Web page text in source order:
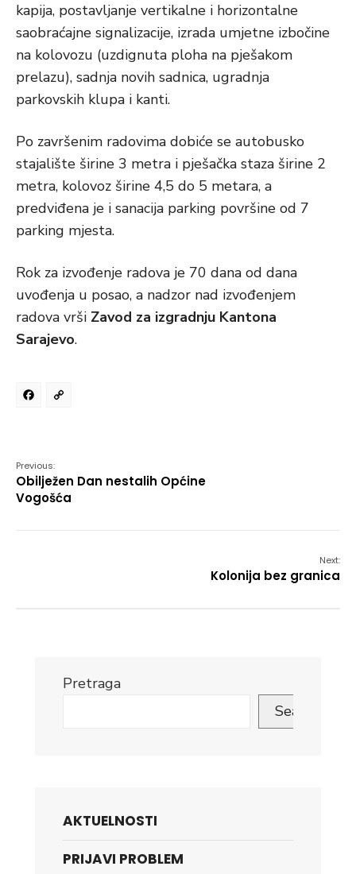
kapija, postavljanje vertikalne i horizontalne
saobraćajne signalizacije, izrada umjetne izbočine
na kolovozu (uzdignuta ploha na pješakom
prelazu), sadnja novih sadnica, ugradnja
parkovskih klupa i kanti.
Po završenim radovima dobiće se autobusko
stajalište širine 3 metra i pješačka staza širine 2
metra, kolovoz širine 4,5 do 5 metara, a
predviđena je i sanacija parking površine od 7
parking mjesta.
Rok za izvođenje radova je 70 dana od dana
uvođenja u posao, a nadzor nad izvođenjem
radova vrši Zavod za izgradnju Kantona
Sarajevo.
Facebook
Previous:
Obilježen Dan nestalih Općine
Vogošća
Next:
Kolonija bez granica
Pretraga
Search
AKTUELNOSTI
PRIJAVI PROBLEM